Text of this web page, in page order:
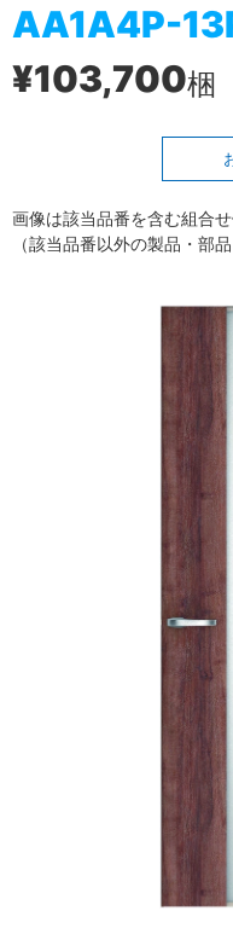
AA1A4P-
¥103,700梱
画像は該当品番を含む組合せ
（該当品番以外の製品・部